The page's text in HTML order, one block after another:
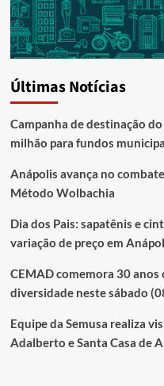
Últimas Notícias
Campanha de destinação
milhão para fundos
Anápolis avança no
Método Wolbachia
Dia dos Pais: sapatênis e
variação de preço em
CEMAD comemora 30
diversidade neste sábado
Equipe da Semusa realiza
Adalberto e Santa Casa de